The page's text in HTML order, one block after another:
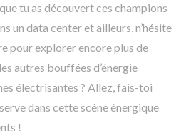
tu as découvert ces champions
un data center et ailleurs, n’hésite
pour explorer encore plus de
autres bouffées d’énergie
électrisantes ? Allez, fais-toi
dans cette scène énergique
!